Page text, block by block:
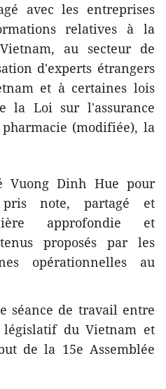
avec les entreprises
relatives à la
au secteur de
d'experts étrangers
et à certaines lois
la Loi sur l'assurance
(modifiée), la
Vuong Dinh Hue pour
pris note, partagé et
approfondie et
proposés par les
opérationnelles au
séance de travail entre
législatif du Vietnam et
de la 15e Assemblée